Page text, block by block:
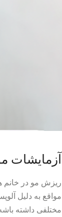
آزمایشات
مواقع به دلیل
مختلفی داشته